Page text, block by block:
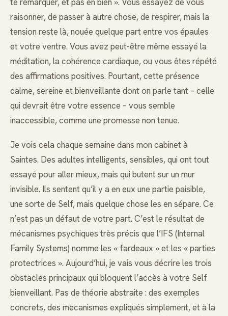
raisonner, de passer à autre chose, de respirer, mais la
tension reste là, nouée quelque part entre vos épaules
et votre ventre. Vous avez peut-être même essayé la
méditation, la cohérence cardiaque, ou vous êtes répété
des affirmations positives. Pourtant, cette présence
calme, sereine et bienveillante dont on parle tant – celle
qui devrait être votre essence – vous semble
inaccessible, comme une promesse non tenue.
Je vois cela chaque semaine dans mon cabinet à
Saintes. Des adultes intelligents, sensibles, qui ont tout
essayé pour aller mieux, mais qui butent sur un mur
invisible. Ils sentent qu’il y a en eux une partie paisible,
une sorte de Self, mais quelque chose les en sépare. Ce
n’est pas un défaut de votre part. C’est le résultat de
mécanismes psychiques très précis que l’IFS (Internal
Family Systems) nomme les « fardeaux » et les « parties
protectrices ». Aujourd’hui, je vais vous décrire les trois
obstacles principaux qui bloquent l’accès à votre Self
bienveillant. Pas de théorie abstraite : des exemples
concrets, des mécanismes expliqués simplement, et à la